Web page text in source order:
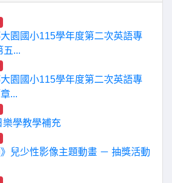
園國小115學年度第二次英語專
五...
園國小115學年度第二次英語專
...
樂學教學補充
》兒少性影像主題動畫 － 抽獎活動